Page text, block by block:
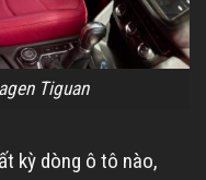
Tiguan
kỳ dòng ô tô nào,